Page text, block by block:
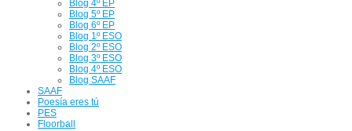
Blog 4º EP
Blog 5º EP
Blog 6º EP
Blog 1º ESO
Blog 2º ESO
Blog 3º ESO
Blog 4º ESO
Blog SAAF
SAAF
Poesía eres tú
PES
Floorball